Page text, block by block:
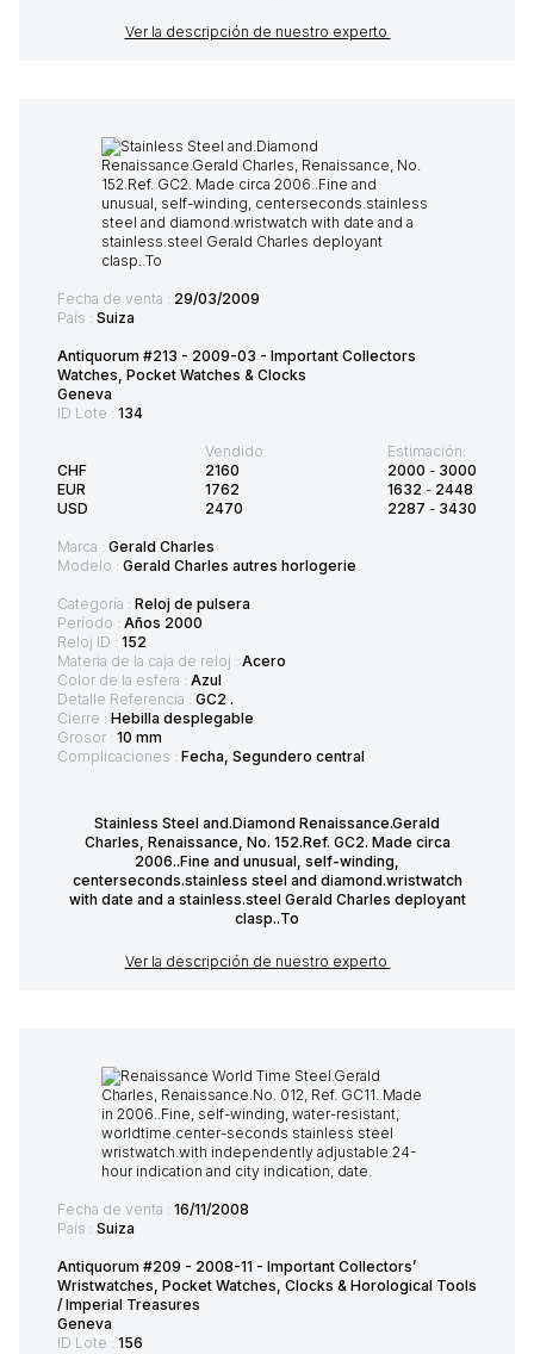
Ver la descripción de nuestro experto
Fecha de venta : 29/03/2009
País : Suiza
Antiquorum #213 - 2009-03 - Important Collectors
Watches, Pocket Watches & Clocks
Geneva
ID Lote : 134
CHF
EUR
USD
Vendido:
2160
1762
2470
Estimación:
2000 - 3000
1632 - 2448
2287 - 3430
Marca : Gerald Charles
Modelo : Gerald Charles autres horlogerie
Categoría : Reloj de pulsera
Período : Años 2000
Reloj ID : 152
Materia de la caja de reloj : Acero
Color de la esfera : Azul
Detalle Referencia : GC2 .
Cierre : Hebilla desplegable
Grosor : 10 mm
Complicaciones : Fecha, Segundero central
Stainless Steel and.Diamond Renaissance.Gerald
Charles, Renaissance, No. 152.Ref. GC2. Made circa
2006..Fine and unusual, self-winding,
centerseconds.stainless steel and diamond.wristwatch
with date and a stainless.steel Gerald Charles deployant
clasp..To
Ver la descripción de nuestro experto
Fecha de venta : 16/11/2008
País : Suiza
Antiquorum #209 - 2008-11 - Important Collectors’
Wristwatches, Pocket Watches, Clocks & Horological Tools
/ Imperial Treasures
Geneva
ID Lote : 156